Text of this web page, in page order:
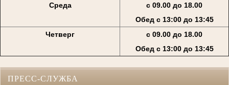
Среда
с 09.00 до 18.00
Обед с 13:00 до 13:45
Четверг
с 09.00 до 18.00
Обед с 13:00 до 13:45
ПРЕСС-СЛУЖБА